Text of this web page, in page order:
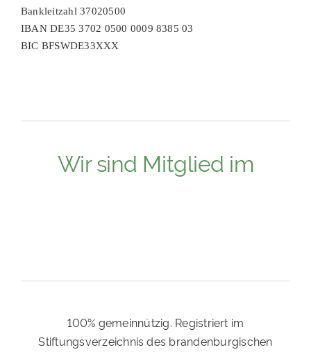
Bankleitzahl 37020500
IBAN DE35 3702 0500 0009 8385 03
BIC BFSWDE33XXX
Wir sind Mitglied im
100% gemeinnützig. Registriert im
Stiftungsverzeichnis des brandenburgischen